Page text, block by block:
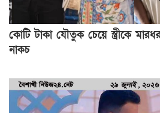
কোটি টাকা যৌতুক চেয়ে স্ত্রীকে
নাকচ